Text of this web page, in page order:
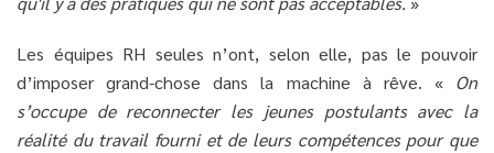
Les équipes RH seules n’ont, selon elle, pas le pouvoir
d’imposer grand-chose dans la machine à rêve. « On
s’occupe de reconnecter les jeunes postulants avec la
réalité du travail fourni et de leurs compétences pour que